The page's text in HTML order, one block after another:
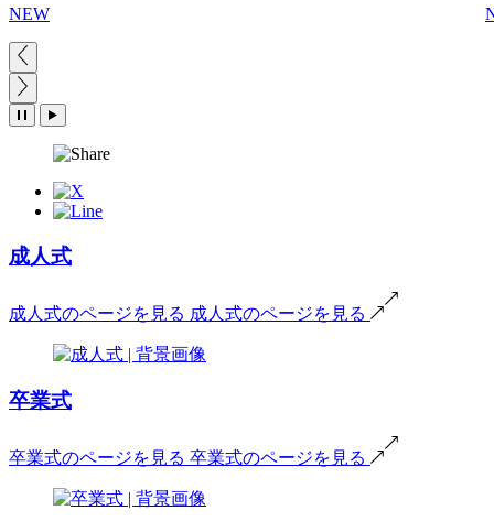
NEW
成人式
成人式のページを見る 成人式のページを見る
卒業式
卒業式のページを見る 卒業式のページを見る